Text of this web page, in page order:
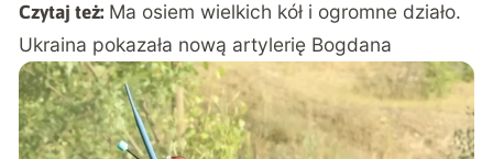
Czytaj też: Ma osiem wielkich kół i ogromne działo.
Ukraina pokazała nową artylerię Bogdana